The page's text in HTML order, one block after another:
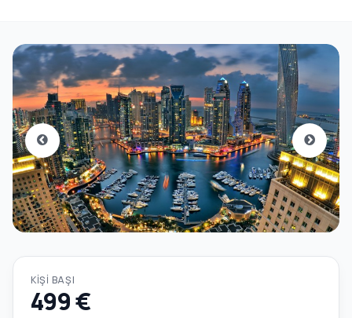
KIŞI BAŞI
499 €